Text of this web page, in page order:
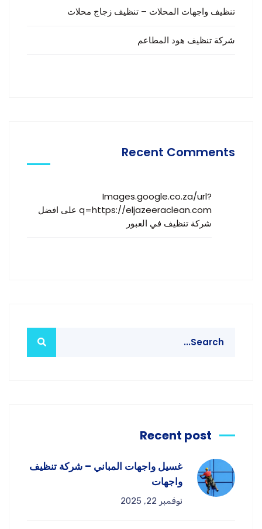
تنظيف واجهات المحلات – تنظيف زجاج محلات
شركة تنظيف هود المطاعم
Recent Comments
Images.google.co.za/url?
q=https://eljazeeraclean.com على افضل
شركة تنظيف في العبور
Recent post
غسيل واجهات المباني – شركة تنظيف
واجهات
نوفمبر 22, 2025